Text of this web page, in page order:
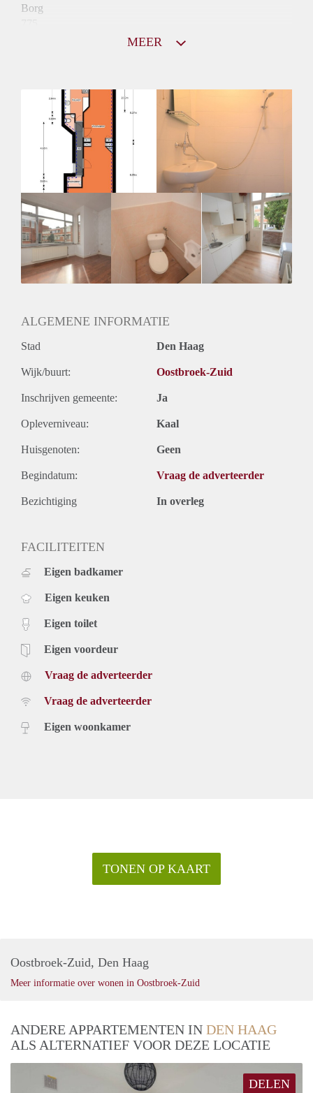
Borg
Inkomen eis
N.V.T.
Huurtermijn
Onbepaalde termijn
MEER
ALGEMENE INFORMATIE
Stad Den Haag
Wijk/buurt: Oostbroek-Zuid
Inschrijven gemeente: Ja
Opleverniveau: Kaal
Huisgenoten: Geen
Begindatum: Vraag de adverteerder
Bezichtiging In overleg
FACILITEITEN
Eigen badkamer
Eigen keuken
Eigen toilet
Eigen voordeur
Vraag de adverteerder
Vraag de adverteerder
Eigen woonkamer
TONEN OP KAART
Oostbroek-Zuid, Den Haag
Meer informatie over wonen in Oostbroek-Zuid
ANDERE APPARTEMENTEN IN DEN HAAG
ALS ALTERNATIEF VOOR DEZE LOCATIE
DELEN